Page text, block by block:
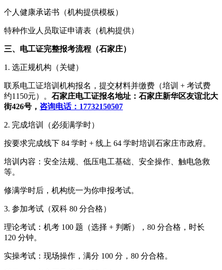
个人健康承诺书（机构提供模板）
特种作业人员取证申请表（机构提供）
三、电工证完整报考流程（石家庄）
1. 选正规机构（关键）
联系电工证培训机构报名，提交材料并缴费（培训 + 考试费
约1150元）。 石家庄电工证报名地址：石家庄新华区友谊北大
街426号， 咨询电话：17732150507
2. 完成培训（必须满学时）
按要求完成线下 84 学时 + 线上 64 学时培训石家庄市政府。
培训内容：安全法规、低压电工基础、安全操作、触电急救
等。
修满学时后，机构统一为你申报考试。
3. 参加考试（双科 80 分合格）
理论考试：机考 100 题（选择 + 判断），80 分合格，时长
120 分钟。
实操考试：现场操作，满分 100 分，80 分合格。